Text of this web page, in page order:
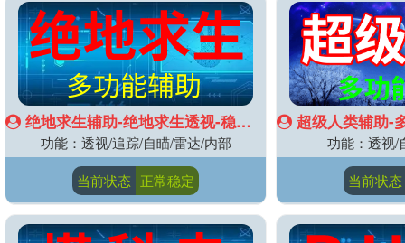
绝地求生辅助-绝地求生透视-稳定辅助
功能：透视/追踪/自瞄/雷达/内部
当前状态 正常稳定
超级人类辅助-多功
功能：透视/
当前状态